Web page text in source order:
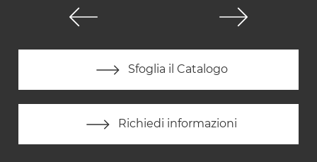
Sfoglia il Catalogo
Richiedi informazioni